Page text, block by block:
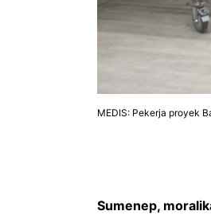
MEDIS: Pekerja proyek
Sumenep,